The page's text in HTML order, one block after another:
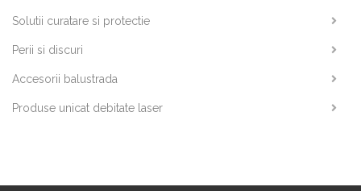
Solutii curatare si protectie
Perii si discuri
Accesorii balustrada
Produse unicat debitate laser